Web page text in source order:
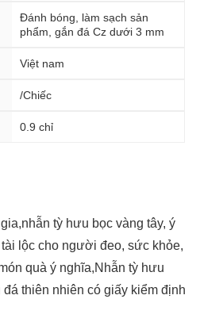
Đánh bóng, làm sạch sản
phẩm, gắn đá Cz dưới 3 mm
Việt nam
/Chiếc
0.9 chỉ
tỳ hưu bọc vàng tây, ý
lộc cho người đeo, sức khỏe,
quà ý nghĩa,Nhẫn tỳ hưu
thiên nhiên có giấy kiểm định